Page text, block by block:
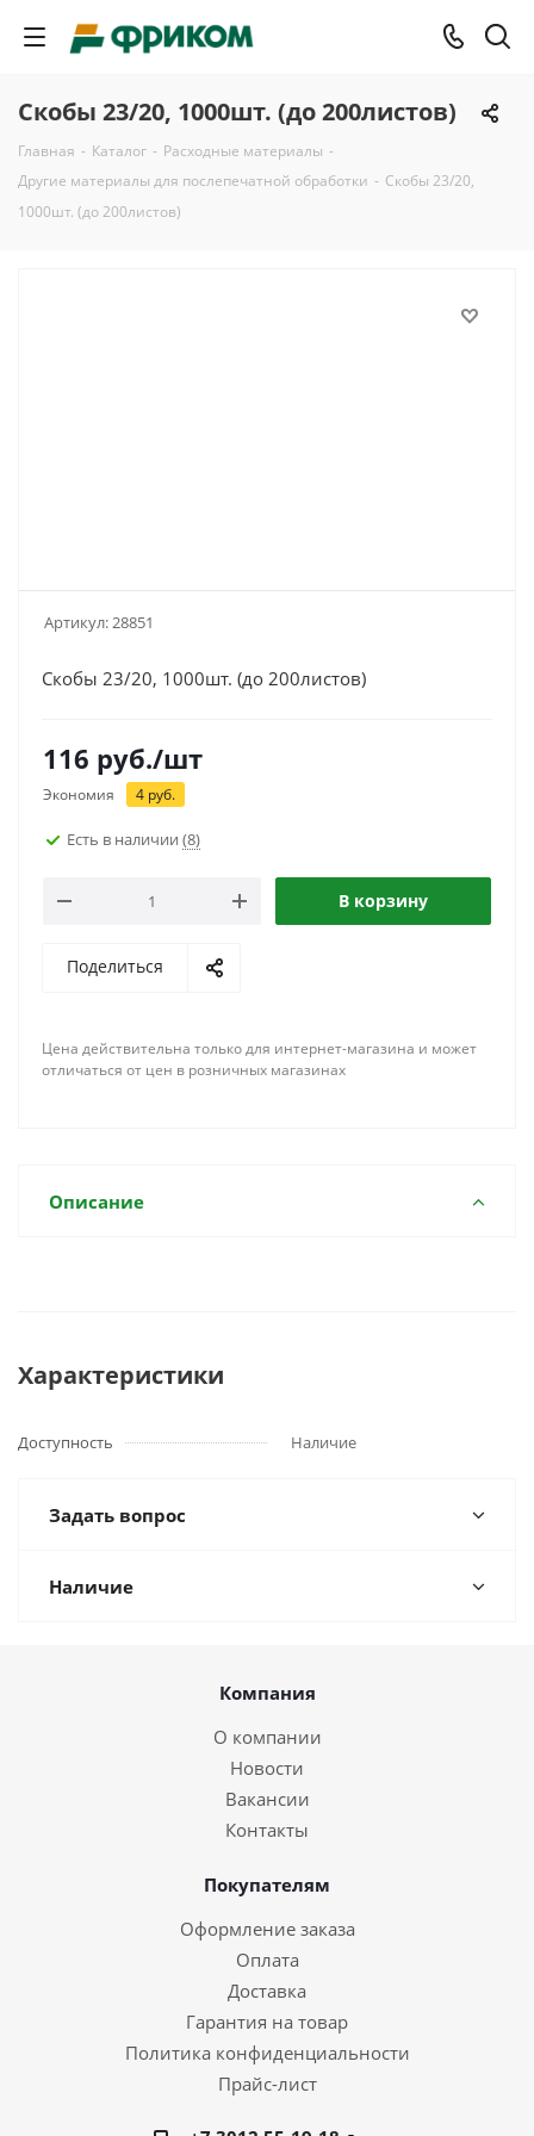
Скобы 23/20, 1000шт. (до 200листов)
Главная - Каталог - Расходные материалы -
Другие материалы для послепечатной обработки - Скобы 23/20,
1000шт. (до 200листов)
Артикул:28851
Скобы 23/20, 1000шт. (до 200листов)
116 руб./шт
Экономия 4 руб.
Есть в наличии (8)
В корзину
Поделиться
Цена действительна только для интернет-магазина и может
отличаться от цен в розничных магазинах
Описание
Характеристики
Доступность Наличие
Задать вопрос
Наличие
Компания
О компании
Новости
Вакансии
Контакты
Покупателям
Оформление заказа
Оплата
Доставка
Гарантия на товар
Политика конфиденциальности
Прайс-лист